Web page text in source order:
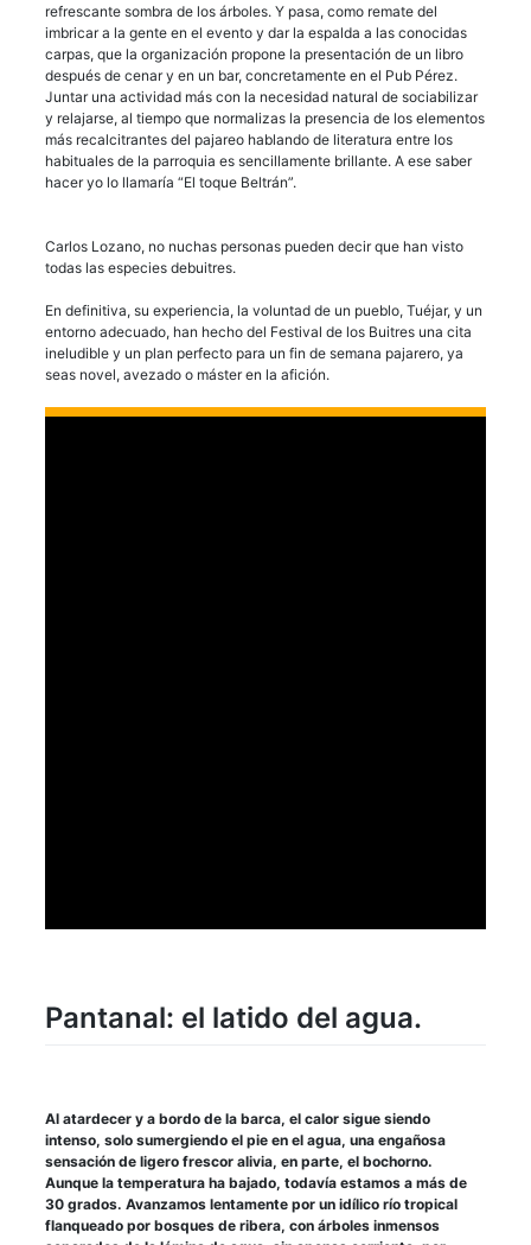
refrescante sombra de los árboles. Y pasa, como remate del
imbricar a la gente en el evento y dar la espalda a las conocidas
carpas, que la organización propone la presentación de un libro
después de cenar y en un bar, concretamente en el Pub Pérez.
Juntar una actividad más con la necesidad natural de sociabilizar
y relajarse, al tiempo que normalizas la presencia de los elementos
más recalcitrantes del pajareo hablando de literatura entre los
habituales de la parroquia es sencillamente brillante. A ese saber
hacer yo lo llamaría “El toque Beltrán”.
Carlos Lozano, no nuchas personas pueden decir que han visto
todas las especies debuitres.
En definitiva, su experiencia, la voluntad de un pueblo, Tuéjar, y un
entorno adecuado, han hecho del Festival de los Buitres una cita
ineludible y un plan perfecto para un fin de semana pajarero, ya
seas novel, avezado o máster en la afición.
Pantanal: el latido del agua.
Al atardecer y a bordo de la barca, el calor sigue siendo
intenso, solo sumergiendo el pie en el agua, una engañosa
sensación de ligero frescor alivia, en parte, el bochorno.
Aunque la temperatura ha bajado, todavía estamos a más de
30 grados. Avanzamos lentamente por un idílico río tropical
flanqueado por bosques de ribera, con árboles inmensos